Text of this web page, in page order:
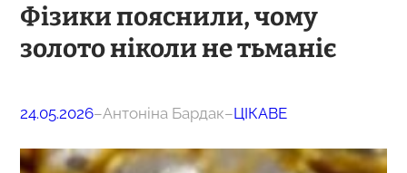
Фізики пояснили, чому
золото ніколи не тьманіє
24.05.2026–Антоніна Бардак–ЦІКАВЕ